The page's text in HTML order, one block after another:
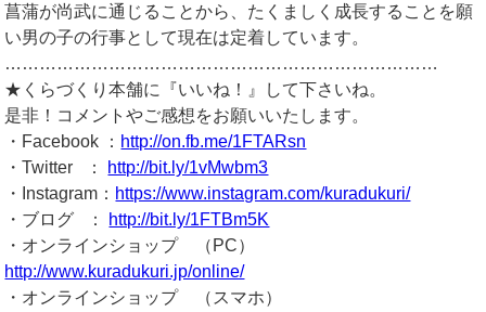
菖蒲が尚武に通じることから、たくましく成長することを願
い男の子の行事として現在は定着しています。
…………………………………………………………………
★くらづくり本舗に『いいね！』して下さいね。
是非！コメントやご感想をお願いいたします。
・Facebook ： http://on.fb.me/1FTARsn
・Twitter ： http://bit.ly/1vMwbm3
・Instagram： https://www.instagram.com/kuradukuri/
・ブログ ： http://bit.ly/1FTBm5K
・オンラインショップ （PC）
http://www.kuradukuri.jp/online/
・オンラインショップ （スマホ）